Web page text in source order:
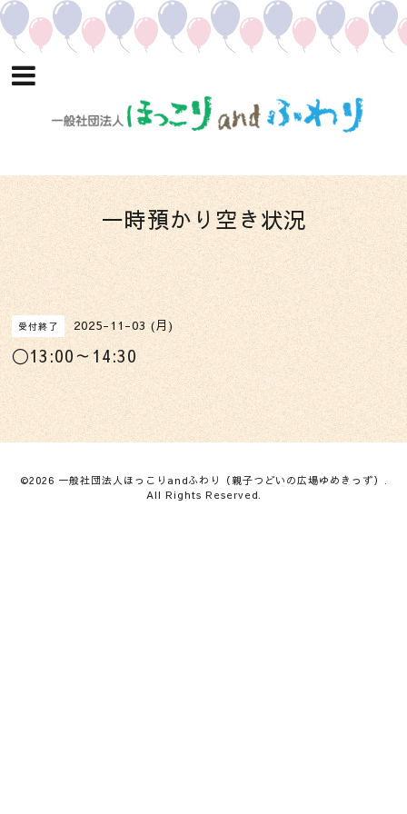
一時預かり空き状況
受付終了 2025-11-03 (月)
〇13:00～14:30
©2026 一般社団法人ほっこりandふわり（親子つどいの広場ゆめきっず）
All Rights Reserved.